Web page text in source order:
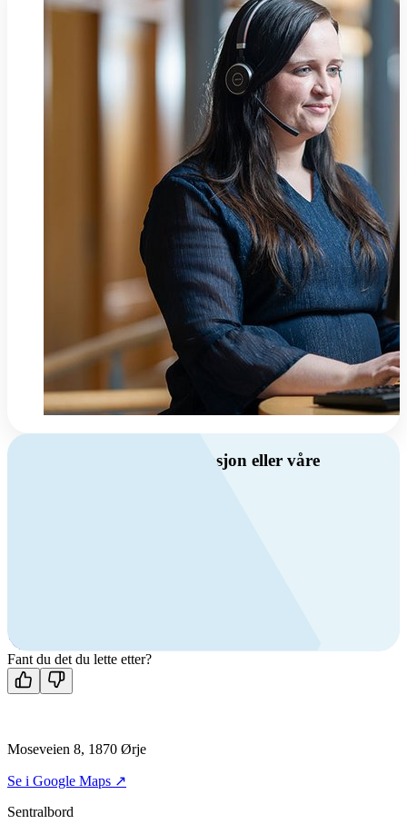
Har du spørsmål om ventilasjon eller våre
Kontakt oss
Fant du det du lette etter?
Moseveien 8, 1870 Ørje
Se i Google Maps ↗
Sentralbord